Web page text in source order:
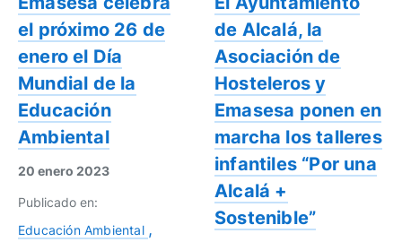
el próximo 26 de
enero el Día
Mundial de la
Educación
Ambiental
20 enero 2023
Publicado en:
Educación Ambiental
de Alcalá, la
Asociación de
Hosteleros y
Emasesa ponen en
marcha los talleres
infantiles “Por una
Alcalá +
Sostenible”